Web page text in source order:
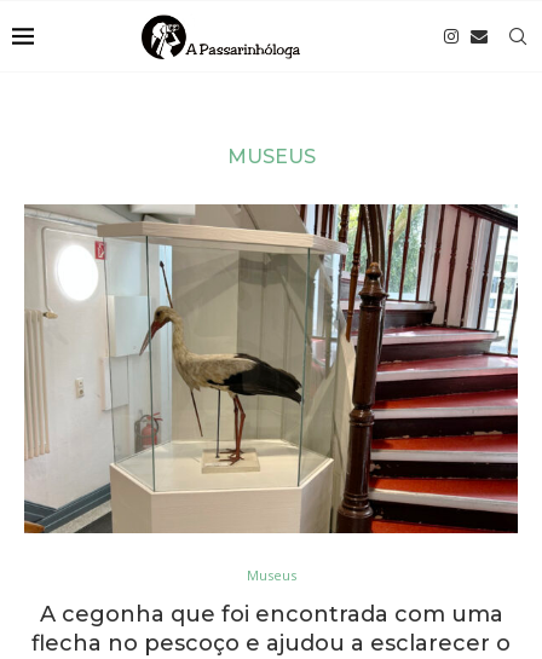
MUSEUS
Museus
A cegonha que foi encontrada com uma
flecha no pescoço e ajudou a esclarecer o